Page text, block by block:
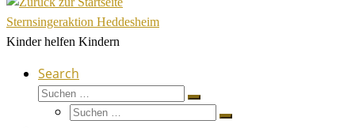
Sternsingeraktion Heddesheim
Kinder helfen Kindern
Search
Suche
Suchen …
Suche
Suchen …